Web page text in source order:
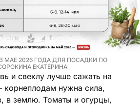
МАЕ 2026 ГОДА ДЛЯ ПОСАДКИ ПО
ЕКАТЕРИНА
и свеклу лучше сажать на
нужна сила,
в землю. Томаты и огурцы,